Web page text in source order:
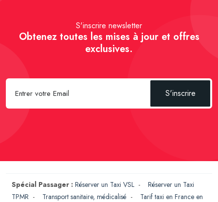
S'inscrire newsletter
Obtenez toutes les mises à jour et offres
exclusives.
S'inscrire
Spécial Passager : Réserver un Taxi VSL - Réserver un Taxi
TPMR - Transport sanitaire, médicalisé - Tarif taxi en France en